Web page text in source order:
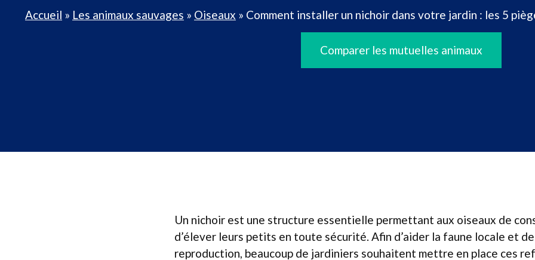
Accueil » Les animaux sauvages » Oiseaux » Comment installer un nichoir dans votre jardin : les 5
Comparer les mutuelles animaux
Un nichoir est une structure essentielle permettant aux oiseaux de
d’élever leurs petits en toute sécurité. Afin d’aider la faune locale et
reproduction, beaucoup de jardiniers souhaitent mettre en place ces